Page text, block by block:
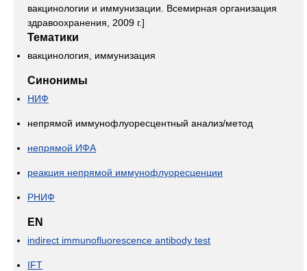
вакцинологии и иммунизации. Всемирная организация
здравоохранения, 2009 г.]
Тематики
вакцинология, иммунизация
Синонимы
НИФ
непрямой иммунофлуоресцентный анализ/метод
непрямой ИФА
реакция непрямой иммунофлуоресценции
РНИФ
EN
indirect immunofluorescence antibody test
IFT